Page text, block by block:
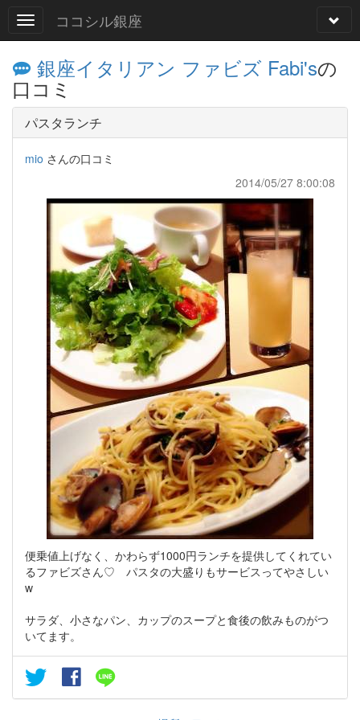
ココシル銀座
銀座イタリアン ファビズ Fabi'sの
口コミ
パスタランチ
mio さんの口コミ
2014/05/27 8:00:08
便乗値上げなく、かわらず1000円ランチを提供してくれてい
るファビズさん♡ パスタの大盛りもサービスってやさしい
w
サラダ、小さなパン、カップのスープと食後の飲みものがつ
いてます。